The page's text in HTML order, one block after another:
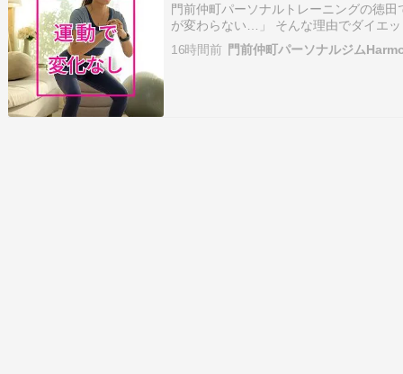
門前仲町パーソナルトレーニングの徳
が変わらない…」 そんな理由でダイエ
か？ 実は、体重が変わらなくてもカラ
す。 運動を続けると、筋肉が増え、体
16時間前 門前仲町パーソナルジム